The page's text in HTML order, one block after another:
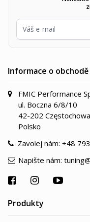
Informace o obchodě
FMIC Performance
ul. Boczna 6/8/10
42-202 Częstochowa
Polsko
Zavolej nám: +48
Napište nám:
Produkty